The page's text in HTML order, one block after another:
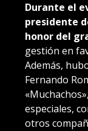
Durante el
presidente
honor del
gestión en
Además,
Fernando
especiales,
otros